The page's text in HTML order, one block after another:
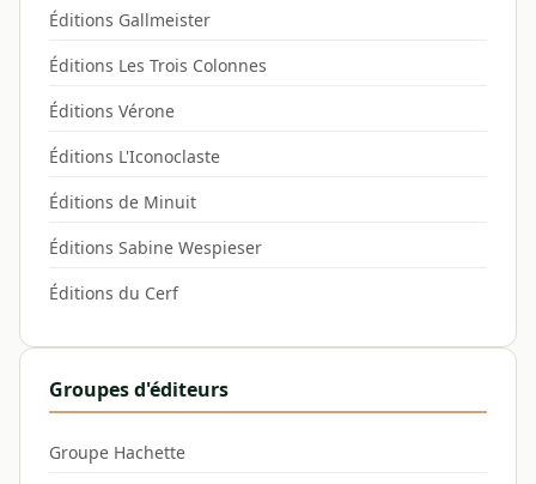
Éditions Gallmeister
Éditions Les Trois Colonnes
Éditions Vérone
Éditions L'Iconoclaste
Éditions de Minuit
Éditions Sabine Wespieser
Éditions du Cerf
Groupes d'éditeurs
Groupe Hachette